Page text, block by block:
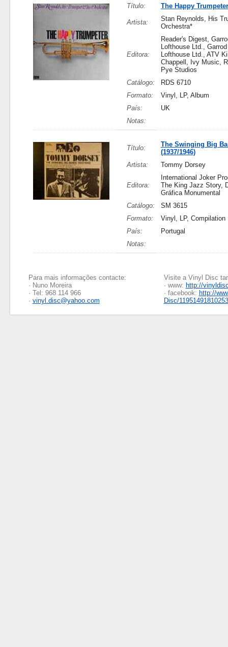
Título: The Happy Trumpeter
Artista:
Stan Reynolds, His
Orchestra*
Editora:
Reader's Digest,
Lofthouse Ltd.,
Lofthouse Ltd., ATV
Chappell, Ivy Music,
Pye Studios
Catálogo:
RDS 6710
Formato:
Vinyl, LP, Album
País:
UK
Notas:
Título:
The Swinging Big
(1937/1946)
Artista:
Tommy Dorsey
Editora:
International Joker
The King Jazz Story,
Gráfica Monumental
Catálogo:
SM 3615
Formato:
Vinyl, LP, Compilation
País:
Portugal
Notas:
Para mais informações contacte:
· Nuno Moreira
· Tel: 968 114 966
· vinyl.disc@yahoo.com
Visite a Vinyl Disc
· www: http://
· facebook: http://
Disc/